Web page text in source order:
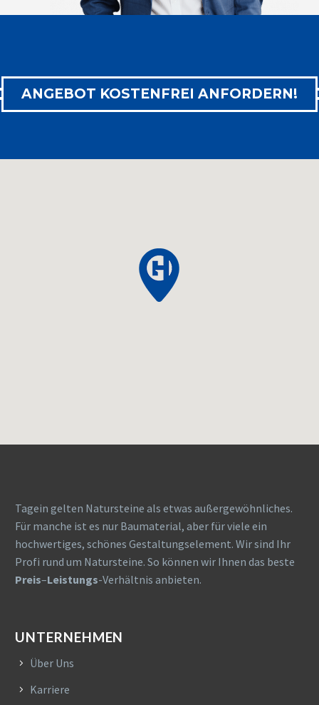
ANGEBOT KOSTENFREI ANFORDERN!
Tagein gelten Natursteine als etwas außergewöhnliches.
Für manche ist es nur Baumaterial, aber für viele ein
hochwertiges, schönes Gestaltungselement. Wir sind Ihr
Profi rund um Natursteine. So können wir Ihnen das beste
Preis–Leistungs-Verhältnis anbieten.
UNTERNEHMEN
Über Uns
Karriere